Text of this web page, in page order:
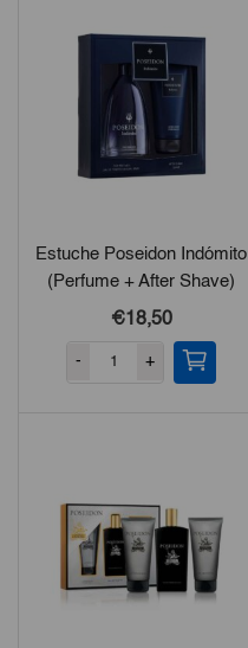
Estuche Poseidon Indómito
(Perfume + After Shave)
€18,50
- +